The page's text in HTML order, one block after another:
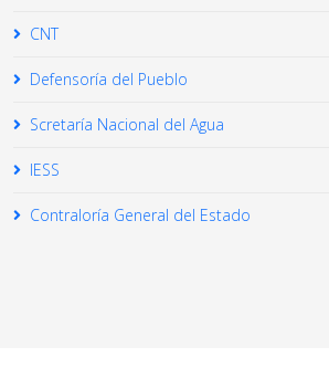
CNT
Defensoría del Pueblo
Scretaría Nacional del Agua
IESS
Contraloría General del Estado